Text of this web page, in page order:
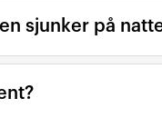
sjunker på